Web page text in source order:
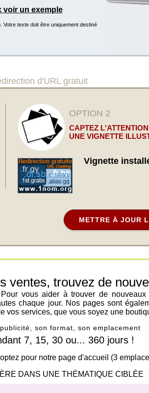
voir un exemple
texte doit être uniquement destiné
d'URL gratuit
OPTION 2
CAPTEZ
UNE VIGNETTE
Vignette
METTRE À JOUR
ventes, trouvez de
vous aider à trouver de
chaque jour. Nos pages sont
vos services, que vous soyez une
son format, son emplacement
7, 15, 30 ou... 360 jours !
pour notre page d'accueil (3
DANS UNE THÉMATIQUE CIBLÉE